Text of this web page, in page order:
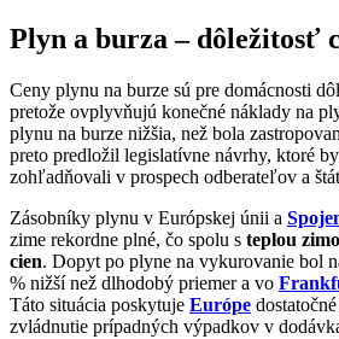
Plyn a burza – dôležitosť
Ceny plynu na burze sú pre domácnosti
pretože ovplyvňujú konečné náklady na
plynu na burze nižšia, než bola
preto predložil legislatívne návrhy, ktoré
zohľadňovali v prospech odberateľov a
Zásobníky plynu v Európskej únii a
zime rekordne plné, čo spolu s teplou
cien. Dopyt po plyne na vykurovanie bol
% nižší než dlhodobý priemer a vo
Táto situácia poskytuje Európe
zvládnutie prípadných výpadkov v